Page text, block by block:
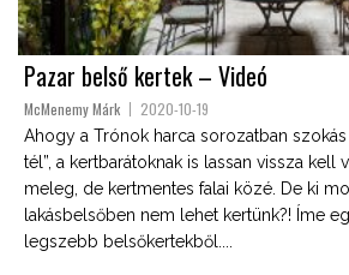
Pazar belső kertek – Videó
McMenemy Márk 2020-10-19
Ahogy a Trónok harca sorozatban
tél”, a kertbarátoknak is lassan vissza kell
meleg, de kertmentes falai közé. De ki
lakásbelsőben nem lehet kertünk?! Íme
legszebb belsőkertekből....